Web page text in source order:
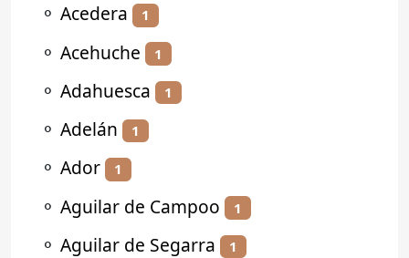
⚬ Acedera 1
⚬ Acehuche 1
⚬ Adahuesca 1
⚬ Adelán 1
⚬ Ador 1
⚬ Aguilar de Campoo 1
⚬ Aguilar de Segarra 1